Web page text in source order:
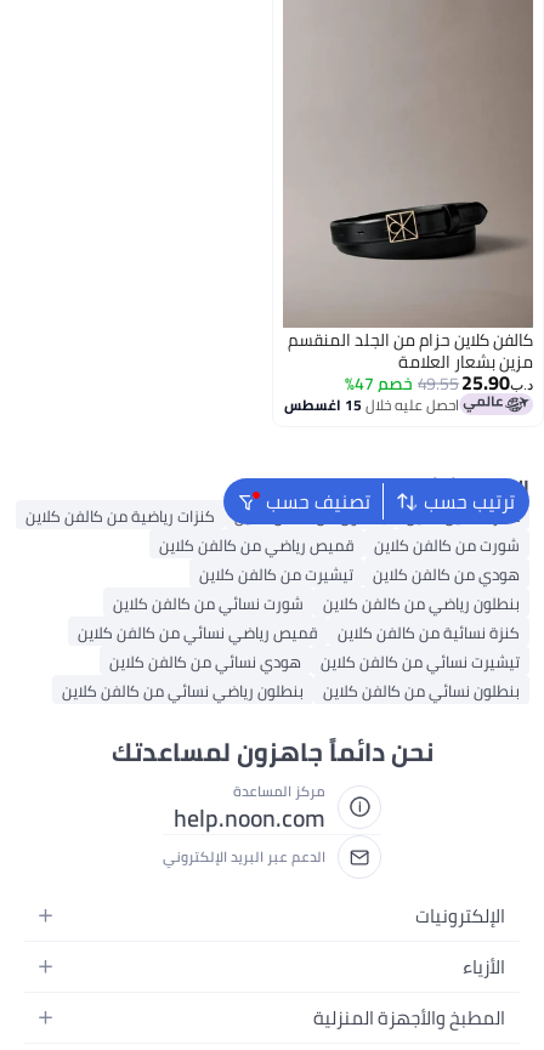
كالفن كلاين حزام من الجلد المنقسم
مزين بشعار العلامة
د.ب‏25.90
49.55خصم 47%
احصل عليه خلال15 اغسطس
ترتيب حسب تصنيف حسب البحث الشائع
عطر كالفين كلاين بنطلون من كالفن كلاين
كنزات رياضية من كالفن كلاين
شورت من كالفن كلاين
قميص رياضي من كالفن كلاين
هودي من كالفن كلاين
تيشيرت من كالفن كلاين
بنطلون رياضي من كالفن كلاين
شورت نسائي من كالفن كلاين
كنزة نسائية من كالفن كلاين
قميص رياضي نسائي من كالفن كلاين
تيشيرت نسائي من كالفن كلاين
هودي نسائي من كالفن كلاين
بنطلون نسائي من كالفن كلاين
بنطلون رياضي نسائي من كالفن كلاين
نحن دائماً جاهزون لمساعدتك
مركز المساعدة
help.noon.com
الدعم عبر البريد الإلكتروني
الإلكترونيات
الجوالات
اللابتوبات
الأزياء
أزياء نسائية
المطبخ والأجهزة المنزلية